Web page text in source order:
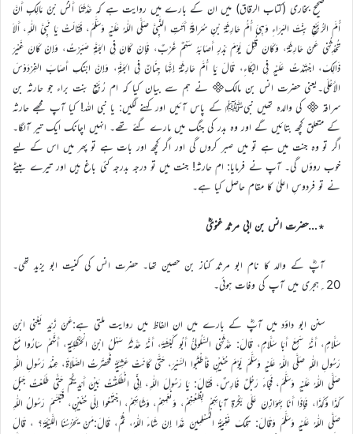
صحیح بخاری (کتاب الرقاق) میں ان کے بارے میں روایت ہے کہ حَدَّثَنَا أَنَسُ بْنُ مَالِكٍ أَنَّ
أُمَّ الرُّبَيِّعِ بِنْتَ البَرَاءِ وَهِيَ أُمُّ حَارِثَةَ بْنِ سُرَاقَةَ أَتَتِ النَّبِيَّ صَلَّى اللّٰهُ عَلَيْهِ وَسَلَّمَ، فَقَالَتْ يَا نَبِيَّ اللّٰهِ، أَلاَ
تُحَدِّثُنِي عَنْ حَارِثَةَ، وَكَانَ قُتِلَ يَوْمَ بَدْرٍ أَصَابَهُ سَهْمٌ غَرْبٌ، فَإِنْ كَانَ فِي الجَنَّةِ صَبَرْتُ، وَإِنْ كَانَ غَيْرَ
ذَالِكَ، اجْتَهَدْتُ عَلَيْهِ فِي البُكَاءِ، قَالَ يَا أُمَّ حَارِثَةَ إِنَّهَا جِنَانٌ فِي الجَنَّةِ، وَإِنَّ ابْنَكِ أَصَابَ الفِرْدَوْسَ
الأَعْلَى۔یعنی حضرت انس بن مالک نے ہم سے بیان کیا کہ ام رُبَیّع بنت براء جو حارثہ بن
سراقہ  کی والدہ تھیں نبیﷺ کے پاس آئیں اور کہنے لگیں: یا نبی اللہ! کیا آپ مجھے حارثہ
کے متعلق کچھ بتائیں گے اور وہ بدر کی جنگ میں مارے گئے تھے۔ انہیں اچانک ایک تیر آلگا۔
اگر تو وہ جنت میں ہے تو میں صبر کروں گی اور اگر کچھ اور بات ہے تو پھر میں اس کے لیے
خوب روؤں گی۔ آپ نے فرمایا: ام حارثہ! جنت میں تو درجہ بدرجہ کئی باغ ہیں اور تیرے بیٹے
نے تو فردوسِ اعلیٰ کا مقام حاصل کیا ہے۔
٭…حضرت انس بن ابی مرثد غنویؓ
آپؓ کے والد کا نام ابو مرثد کناز بن حصین تھا۔ حضرت انس کی کنیت ابو یزید تھی۔
20؍ہجری میں آپ کی وفات ہوئی۔
سنن ابو داؤد میں آپؓ کے بارے میں ان الفاظ میں روایت ملتی ہے:عَنْ زَيْدٍ يَعْنِي ابْنَ
سَلَّامٍ، أَنَّهُ سَمِعَ أَبَا سَلَّامٍ، قَالَ: حَدَّثَنِي السَّلُولِيُّ أَبُو كَبْشَةَ، أَنَّهُ حَدَّثَهُ سَهْلُ ابْنُ الْحَنْظَلِيَّةِ، أَنَّهُمْ سَارُوا مَعَ
رَسُولِ اللّٰهِ صَلَّى اللّٰهُ عَلَيْهِ وَسَلَّمَ يَوْمَ حُنَيْنٍ فَأَطْنَبُوا السَّيْرَ، حَتَّى كَانَتْ عَشِيَّةً فَحَضَرْتُ الصَّلَاةَ، عِنْدَ رَسُولِ اللّٰهِ
صَلَّى اللّٰهُ عَلَيْهِ وَسَلَّمَ، فَجَاءَ رَجُلٌ فَارِسٌ، فَقَالَ: يَا رَسُولَ اللّٰهِ، إِنِّي انْطَلَقْتُ بَيْنَ أَيْدِيكُمْ حَتَّى طَلَعْتُ جَبَلَ
كَذَا وَكَذَا، فَإِذَا أَنَا بِهَوَازِنَ عَلَى بَكْرَةِ آبَائِهِمْ بِظُعُنِهِمْ، وَنَعَمِهِمْ، وَشَائِهِمْ، اجْتَمَعُوا إِلَى حُنَيْنٍ، فَتَبَسَّمَ رَسُولُ اللّٰهِ
صَلَّى اللّٰهُ عَلَيْهِ وَسَلَّمَ وَقَالَ: تِلْكَ غَنِيمَةُ الْمُسْلِمِينَ غَدًا إِنْ شَاءَ اللّٰهُ، ثُمَّ، قَالَ:مَنْ يَحْرُسُنَا اللَّيْلَةَ؟ ، قَالَ